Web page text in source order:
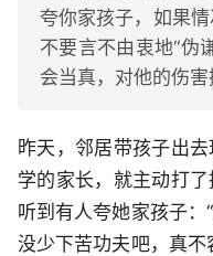
夸你家孩子，如果情
不要言不由衷地“伪
会当真，对他的伤害
昨天，邻居带孩子出
学的家长，就主动打
听到有人夸她家孩子：
没少下苦功夫吧，真不